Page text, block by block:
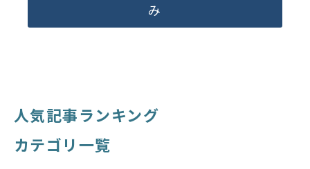
み
人気記事ランキング
カテゴリ一覧